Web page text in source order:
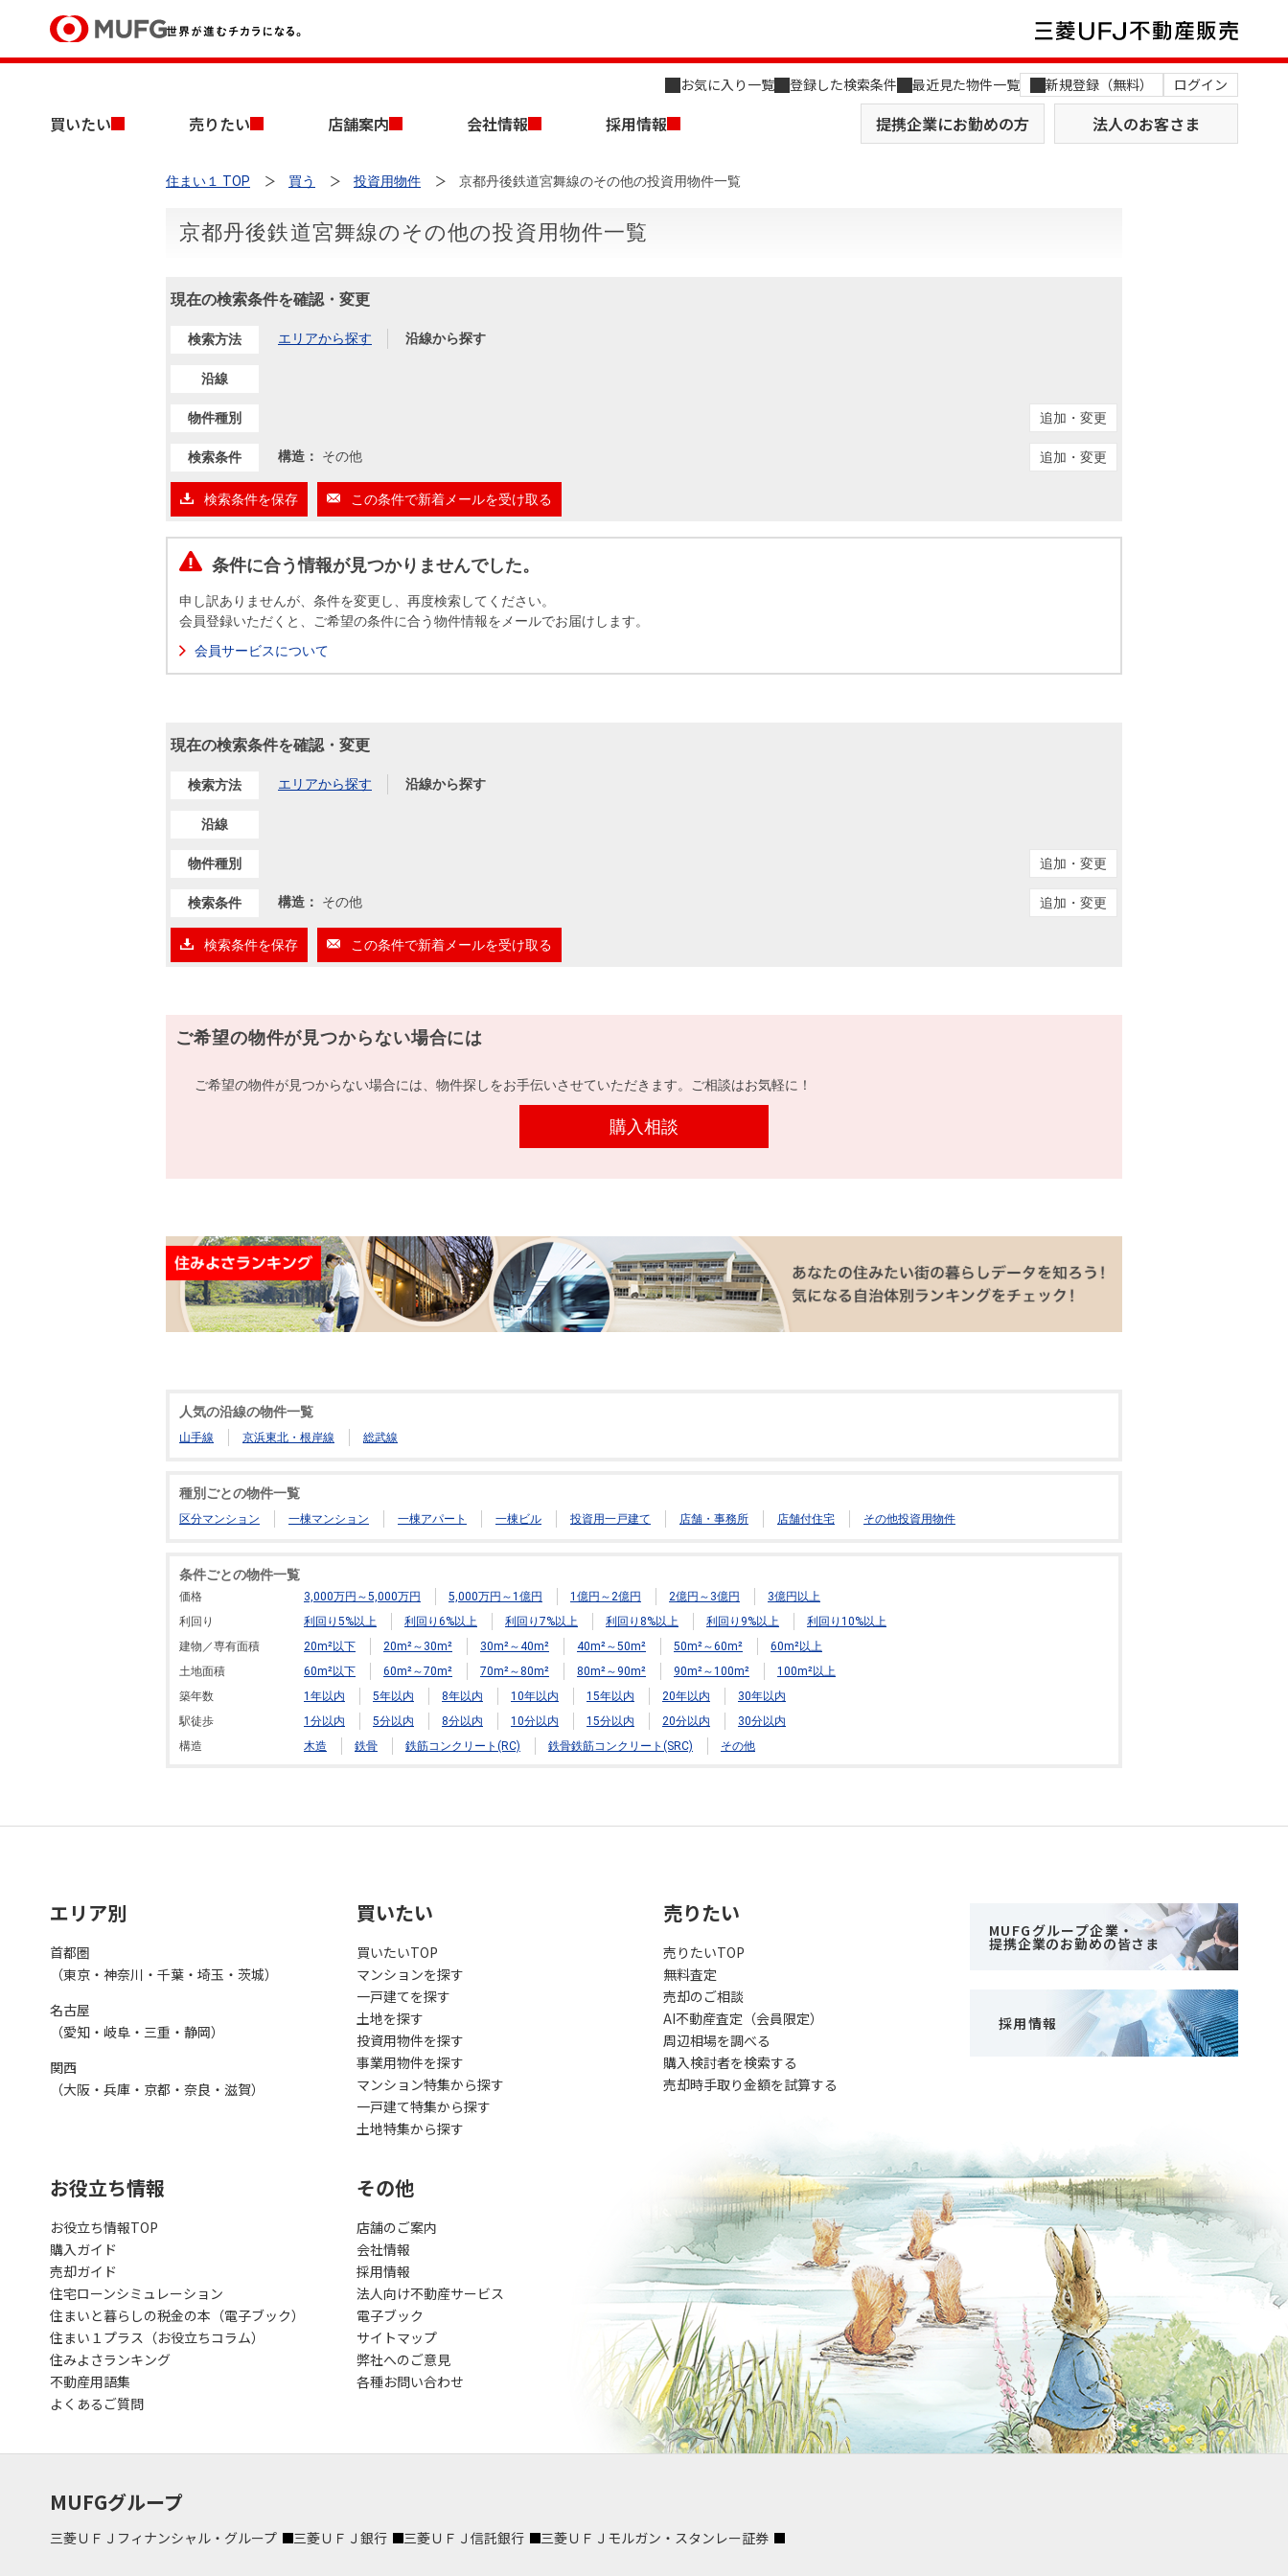
お気に入り一覧 登録した検索条件 最近見た物件一覧 新規登録（無料） ログイン
買いたい 売りたい 店舗案内 会社情報 採用情報 提携企業にお勤めの方 法人のお客さま
買いたいTOP
中古マンションを探す
投資用物件を探す おすすめ物件から探す
購入向けサービス 住宅ローンシミュレーション
住まいと暮らしの税金の本（電子ブック） 購入ガイド
売りたいTOP
無料査定
売却時手取り金額試算
売却向けサービス 周辺相場検索
住まいと暮らしの税金の本（電子ブック） 売却ガイド
店舗案内TOP
会社情報TOP
会社案内（電子ブック版）
採用情報TOP
売りたい
住まい１ TOP 買う 投資用物件 京都丹後鉄道宮舞線のその他の投資用物件一覧
京都丹後鉄道宮舞線のその他の投資用物件一覧
現在の検索条件を確認・変更
検索方法 エリアから探す 沿線から探す
沿線
物件種別 追加・変更
検索条件 構造： その他 追加・変更
検索条件を保存 この条件で新着メールを受け取る
条件に合う情報が見つかりませんでした。
申し訳ありませんが、条件を変更し、再度検索してください。
会員登録いただくと、ご希望の条件に合う物件情報をメールでお届けします。
会員サービスについて
現在の検索条件を確認・変更
検索方法 エリアから探す 沿線から探す
沿線
物件種別 追加・変更
検索条件 構造： その他 追加・変更
検索条件を保存 この条件で新着メールを受け取る
ご希望の物件が見つからない場合には
ご希望の物件が見つからない場合には、物件探しをお手伝いさせていただきます。ご相談はお気軽に！
購入相談
人気の沿線の物件一覧
山手線 京浜東北・根岸線 総武線
種別ごとの物件一覧
区分マンション 一棟マンション 一棟アパート 一棟ビル 投資用一戸建て 店舗・事務所 店舗付住宅 その他投資用物件
条件ごとの物件一覧
価格 3,000万円～5,000万円 5,000万円～1億円 1億円～2億円 2億円～3億円
3億円以上
利回り
利回り5%以上 利回り6%以上 利回り7%以上 利回り8%以上 利回り9%以上
利回り10%以上
建物／専有面積
20m²以下 20m²～30m² 30m²～40m² 40m²～50m² 50m²～60m²
60m²以上
土地面積
60m²以下 60m²～70m² 70m²～80m² 80m²～90m² 90m²～100m²
100m²以上
築年数
1年以内 5年以内 8年以内 10年以内 15年以内 20年以内
30年以内
駅徒歩
1分以内 5分以内 8分以内 10分以内 15分以内 20分以内
30分以内
構造
木造 鉄骨 鉄筋コンクリート(RC) 鉄骨鉄筋コンクリート(SRC) その他
エリア別
首都圏
（東京・神奈川・千葉・埼玉・茨城）
名古屋
（愛知・岐阜・三重・静岡）
関西
（大阪・兵庫・京都・奈良・滋賀）
買いたい
買いたいTOP
マンションを探す
一戸建てを探す
土地を探す
投資用物件を探す
事業用物件を探す
マンション特集から探す
一戸建て特集から探す
土地特集から探す
売りたい
売りたいTOP
無料査定
売却のご相談
AI不動産査定（会員限定）
周辺相場を調べる
購入検討者を検索する
売却時手取り金額を試算する
MUFGグループ企業・
提携企業のお勤めの皆さま
採用情報
お役立ち情報
お役立ち情報TOP
購入ガイド
売却ガイド
住宅ローンシミュレーション
住まいと暮らしの税金の本（電子ブック）
住まい１プラス（お役立ちコラム）
住みよさランキング
不動産用語集
よくあるご質問
その他
店舗のご案内
会社情報
採用情報
法人向け不動産サービス
電子ブック
サイトマップ
弊社へのご意見
各種お問い合わせ
MUFGグループ
三菱ＵＦＪフィナンシャル・グループ 三菱ＵＦＪ銀行 三菱ＵＦＪ信託銀行 三菱ＵＦＪモルガン・スタンレー証券